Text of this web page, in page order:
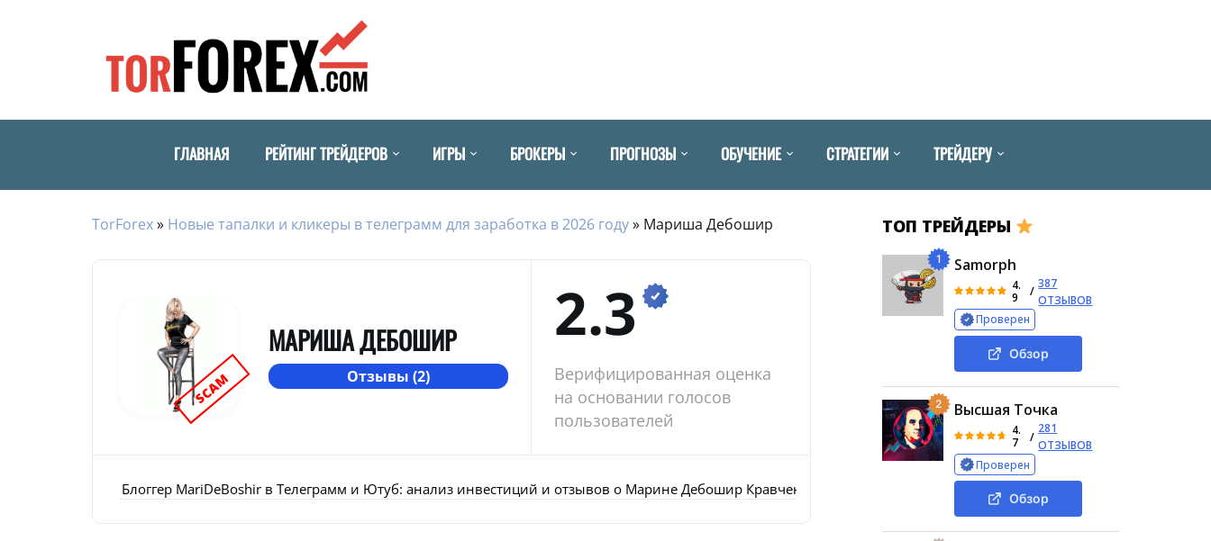
ГЛАВНАЯ РЕЙТИНГ ТРЕЙДЕРОВ ИГРЫ БРОКЕРЫ ПРОГНОЗЫ ОБУЧЕНИЕ СТРАТЕГИИ ТРЕЙДЕРУ
TorForex» Новые тапалки и кликеры в телеграмм для заработка в 2026 году» Мариша Дебошир
SCAM
МАРИША ДЕБОШИР
Отзывы (2)
2.3
Верифицированная оценка
на основании голосов
пользователей
Блоггер MariDeBoshir в Телеграмм и Ютуб: анализ инвестиций и отзывов о Марине Дебошир Кравченко Подробное исследование проекта Мариши де Бошир
ТОП ТРЕЙДЕРЫ
1 Samorph
4.
9
/
387
ОТЗЫВОВ
Проверен
Обзор
2 Высшая Точка
4.
7
/
281
ОТЗЫВОВ
Проверен
Обзор